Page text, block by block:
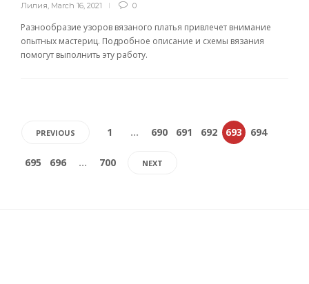
Лилия, March 16, 2021 0
Разнообразие узоров вязаного платья привлечет внимание
опытных мастериц. Подробное описание и схемы вязания
помогут выполнить эту работу.
PREVIOUS 1 … 690 691 692 693 694
695 696 … 700 NEXT